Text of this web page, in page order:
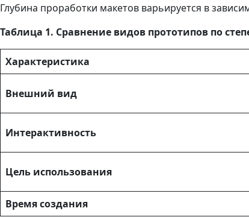
Глубина проработки макетов варьируется в
Таблица 1. Сравнение видов прототипов по
Характеристика
Внешний вид
Интерактивность
Цель использования
Время создания